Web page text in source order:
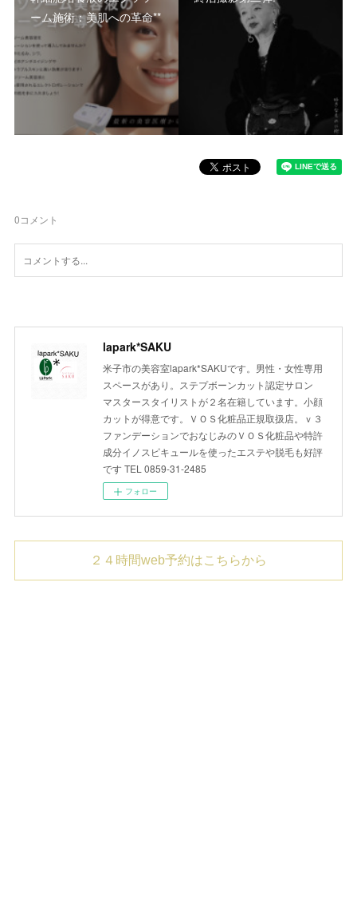
ーム施術：美肌への革命**
0コメント
lapark*SAKU
米子市の美容室lapark*SAKUです。男性・女性専用
スペースがあり。ステプボーンカット認定サロン
マスタースタイリストが２名在籍しています。小顔
カットが得意です。ＶＯＳ化粧品正規取扱店。ｖ３
ファンデーションでおなじみのＶＯＳ化粧品や特許
成分イノスピキュールを使ったエステや脱毛も好評
です TEL 0859-31-2485
フォロー
２４時間web予約はこちらから